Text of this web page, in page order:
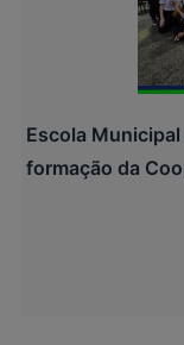
Escola
formação da